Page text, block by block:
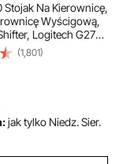
Stojak Na Kierownicę,
Wyścigową,
Logitech G27
Pedały Nie Są W
Na Kierownicę
(1,801)
jak tylko Niedz. Sier.